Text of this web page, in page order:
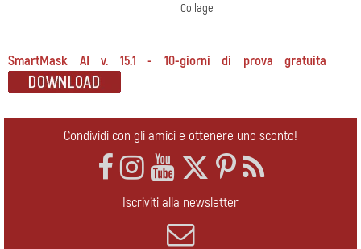
Collage
SmartMask AI v. 15.1 - 10-giorni di prova gratuita
Condividi con gli amici e ottenere uno sconto!
Iscriviti alla newsletter